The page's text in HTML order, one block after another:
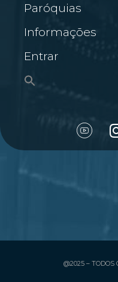
Paróquias
Informações
Entrar
@2025 – TODOS